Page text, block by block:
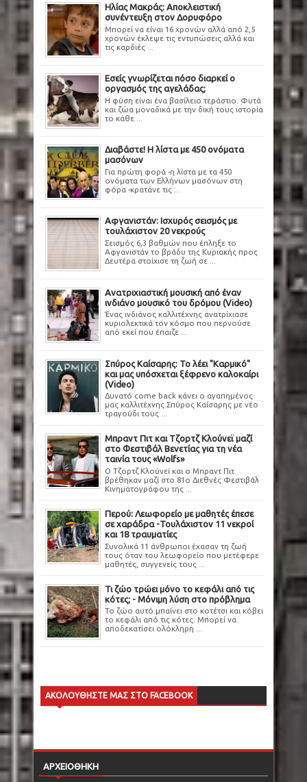
Ηλίας Μακράς: Αποκλειστική
συνέντευξη στον Δορυφόρο
Μπορεί να είναι 16 χρονών αλλά από 2,5
χρονών έκλεψε τις εντυπώσεις αλλά και
τις καρδιές ...
Εσείς γνωρίζεται πόσο διαρκεί ο
οργασμός της αγελάδας;
Η φύση είναι ένα βασίλειο τεράστιο. Φυτά
και ζώα μοναδικά με την δική τους ιστορία
το κάθε ...
Διαβάστε! Η λίστα με 450 ονόματα
μασόνων
Για πρώτη φορά -η λίστα με τα 450
ονόματα των Ελλήνων μασόνων στη
φόρα -κρατάνε τις ...
Αφγανιστάν: Ισχυρός σεισμός με
τουλάχιστον 20 νεκρούς
Σεισμός 6,3 βαθμών που έπληξε το
Αφγανιστάν το βράδυ της Κυριακής προς
Δευτέρα στοίχισε τη ζωή σε ...
Ανατριχιαστική μουσική από έναν
ινδιάνο μουσικό του δρόμου (Video)
Ένας ινδιάνος καλλιτέχνης ανατρίχιασε
κυριολεκτικά τον κόσμο που περνούσε
από εκεί που έπαιζε ...
Σπύρος Καίσαρης: Το λέει "Καρμικό"
και μας υπόσχεται ξέφρενο καλοκαίρι
(Video)
Δυνατό come back κάνει ο αγαπημένος
μας καλλιτέχνης Σπύρος Καίσαρης με νέο
τραγούδι τους ...
Μπραντ Πιτ και Τζορτζ Κλούνεϊ μαζί
στο Φεστιβάλ Βενετίας για τη νέα
ταινία τους «Wolfs»
Ο Τζορτζ Κλούνεϊ και ο Μπραντ Πιτ
βρέθηκαν μαζί στο 81ο Διεθνές Φεστιβάλ
Κινηματογράφου της ...
Περού: Λεωφορείο με μαθητές έπεσε
σε χαράδρα -Τουλάχιστον 11 νεκροί
και 18 τραυματίες
Συνολικά 11 άνθρωποι έχασαν τη ζωή
τους όταν του λεωφορείο που μετέφερε
μαθητές, συγγενείς τους ...
Τι ζώο τρώει μόνο το κεφάλι από τις
κότες; - Μόνιμη λύση στο πρόβλημα
Το ζώο αυτό μπαίνει στο κοτέτσι και κόβει
το κεφάλι από τις κότες. Μπορεί να
αποδεκατίσει ολόκληρη ...
ΑΚΟΛΟΥΘΗΣΤΕ ΜΑΣ ΣΤΟ FACEBOOK
ΑΡΧΕΙΟΘΗΚΗ